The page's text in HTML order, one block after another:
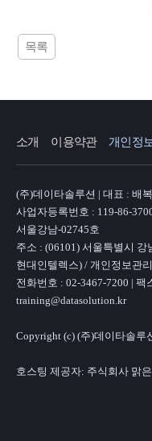
목록
소개 이용약관 개인정
(주)데이타솔루션 | 대표 : 배
사업자등록번호 : 119-86-
서울강남-02745호
주소 : (06101) 서울특별시
현대인텔렉스) / 개인정보관
전화번호 : 02-3467-7200 | 팩
training@datasolution.kr
Copyright (c) (주)데이타솔루
호스팅 제공자: 주식회사 맑